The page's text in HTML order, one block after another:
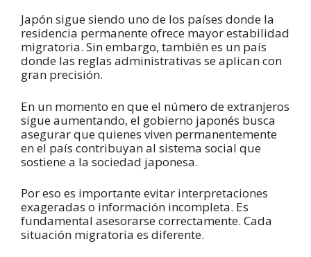
Japón sigue siendo uno de los países donde la
residencia permanente ofrece mayor estabilidad
migratoria. Sin embargo, también es un país
donde las reglas administrativas se aplican con
gran precisión.
En un momento en que el número de extranjeros
sigue aumentando, el gobierno japonés busca
asegurar que quienes viven permanentemente
en el país contribuyan al sistema social que
sostiene a la sociedad japonesa.
Por eso es importante evitar interpretaciones
exageradas o información incompleta. Es
fundamental asesorarse correctamente. Cada
situación migratoria es diferente.